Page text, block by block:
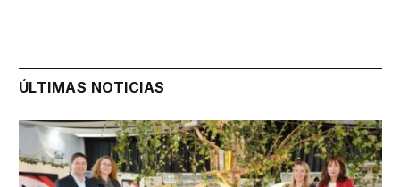
ÚLTIMAS NOTICIAS